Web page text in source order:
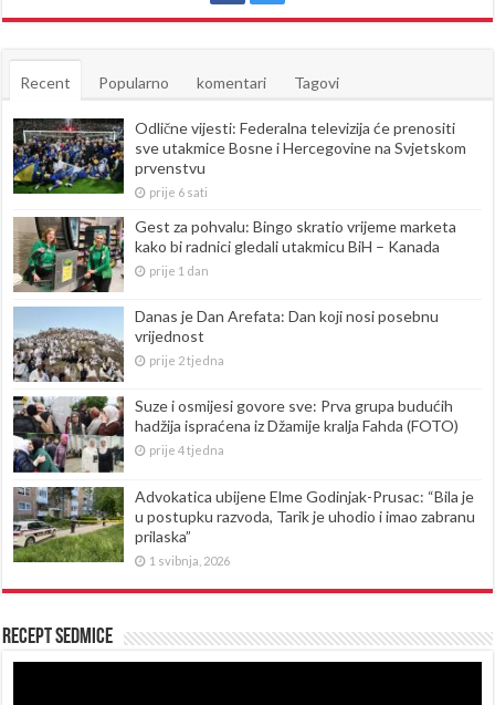
Recent Popularno komentari Tagovi
Odlične vijesti: Federalna televizija će prenositi
sve utakmice Bosne i Hercegovine na Svjetskom
prvenstvu
prije 6 sati
Gest za pohvalu: Bingo skratio vrijeme marketa
kako bi radnici gledali utakmicu BiH – Kanada
prije 1 dan
Danas je Dan Arefata: Dan koji nosi posebnu
vrijednost
prije 2 tjedna
Suze i osmijesi govore sve: Prva grupa budućih
hadžija ispraćena iz Džamije kralja Fahda (FOTO)
prije 4 tjedna
Advokatica ubijene Elme Godinjak-Prusac: “Bila je
u postupku razvoda, Tarik je uhodio i imao zabranu
prilaska”
1 svibnja, 2026
Recept sedmice